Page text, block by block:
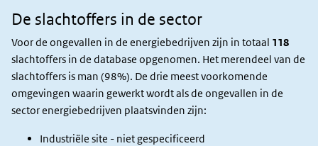
De slachtoffers in de sector
Voor de ongevallen in de energiebedrijven zijn in totaal 118
slachtoffers in de database opgenomen. Het merendeel van de
slachtoffers is man (98%). De drie meest voorkomende
omgevingen waarin gewerkt wordt als de ongevallen in de
sector energiebedrijven plaatsvinden zijn:
Industriële site - niet gespecificeerd